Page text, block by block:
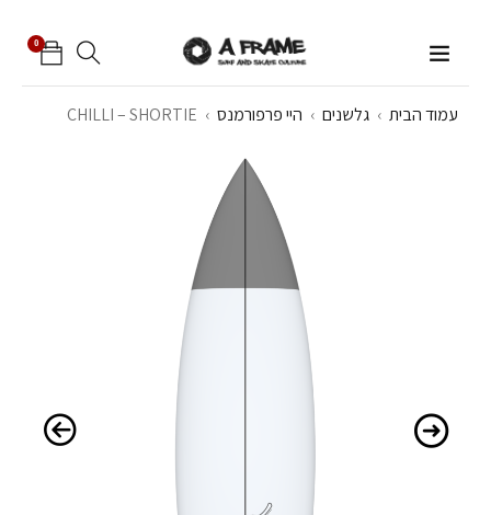
0
עמוד הבית › גלשנים › היי פרפורמנס ›
CHILLI – SHORTIE